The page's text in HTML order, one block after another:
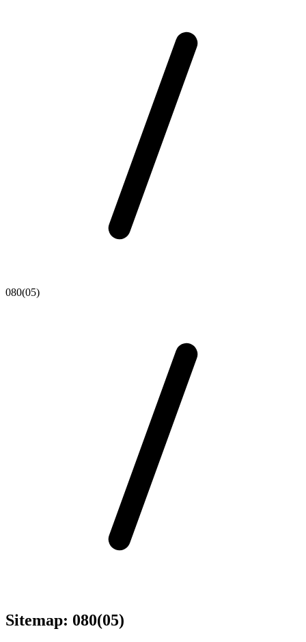
080(05)
Sitemap: 080(05)